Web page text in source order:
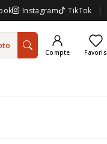
Instagram TikTok |
Compte Favoris